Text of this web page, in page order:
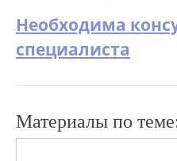
Необходима
специалиста
Материалы по